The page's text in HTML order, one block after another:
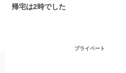
帰宅は2時でした
プライベート